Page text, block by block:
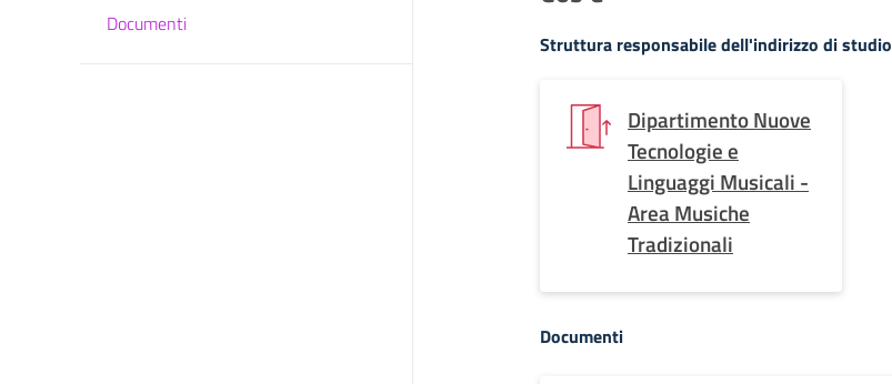
Documenti
Struttura responsabile dell'indirizzo di studio
Dipartimento Nuove
Tecnologie e
Linguaggi Musicali -
Area Musiche
Tradizionali
Documenti